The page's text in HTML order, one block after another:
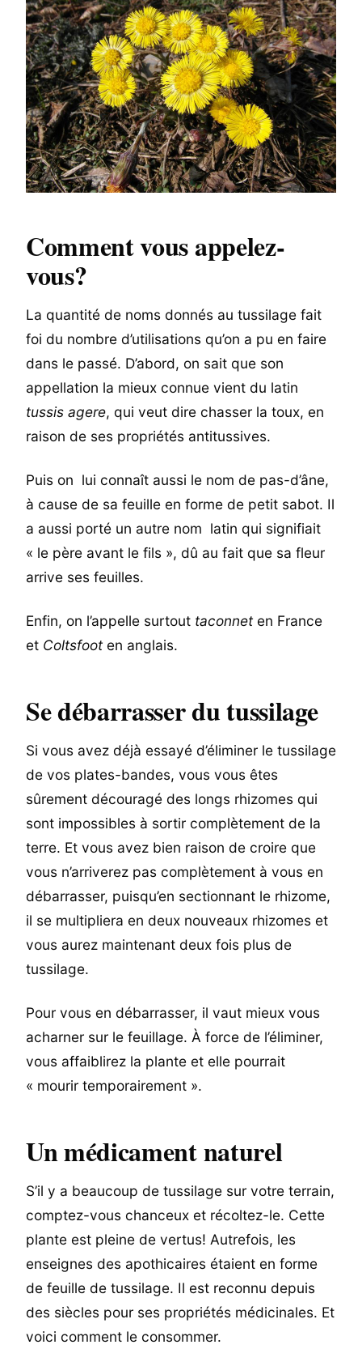
Comment vous appelez-
vous?
La quantité de noms donnés au tussilage fait
foi du nombre d’utilisations qu’on a pu en faire
dans le passé. D’abord, on sait que son
appellation la mieux connue vient du latin
tussis agere, qui veut dire chasser la toux, en
raison de ses propriétés antitussives.
Puis on lui connaît aussi le nom de pas-d’âne,
à cause de sa feuille en forme de petit sabot. Il
a aussi porté un autre nom latin qui signifiait
« le père avant le fils », dû au fait que sa fleur
arrive ses feuilles.
Enfin, on l’appelle surtout taconnet en France
et Coltsfoot en anglais.
Se débarrasser du tussilage
Si vous avez déjà essayé d’éliminer le tussilage
de vos plates-bandes, vous vous êtes
sûrement découragé des longs rhizomes qui
sont impossibles à sortir complètement de la
terre. Et vous avez bien raison de croire que
vous n’arriverez pas complètement à vous en
débarrasser, puisqu’en sectionnant le rhizome,
il se multipliera en deux nouveaux rhizomes et
vous aurez maintenant deux fois plus de
tussilage.
Pour vous en débarrasser, il vaut mieux vous
acharner sur le feuillage. À force de l’éliminer,
vous affaiblirez la plante et elle pourrait
« mourir temporairement ».
Un médicament naturel
S’il y a beaucoup de tussilage sur votre terrain,
comptez-vous chanceux et récoltez-le. Cette
plante est pleine de vertus! Autrefois, les
enseignes des apothicaires étaient en forme
de feuille de tussilage. Il est reconnu depuis
des siècles pour ses propriétés médicinales. Et
voici comment le consommer.